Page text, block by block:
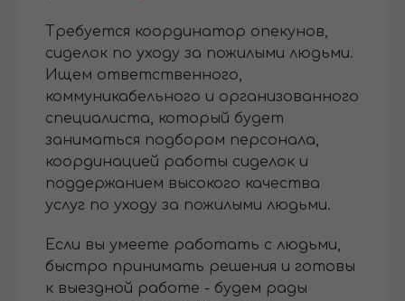
Требуется координатор опекунов,
сиделок по уходу за пожилыми людьми.
Ищем ответственного,
коммуникабельного и организованного
специалиста, который будет
заниматься подбором персонала,
координацией работы сиделок и
поддержанием высокого качества
услуг по уходу за пожилыми людьми.
Если вы умеете работать с людьми,
быстро принимать решения и готовы
к выездной работе - будем рады